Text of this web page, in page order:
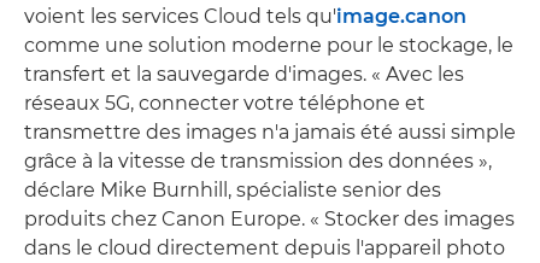
voient les services Cloud tels qu'image.canon
comme une solution moderne pour le stockage, le
transfert et la sauvegarde d'images. « Avec les
réseaux 5G, connecter votre téléphone et
transmettre des images n'a jamais été aussi simple
grâce à la vitesse de transmission des données »,
déclare Mike Burnhill, spécialiste senior des
produits chez Canon Europe. « Stocker des images
dans le cloud directement depuis l'appareil photo